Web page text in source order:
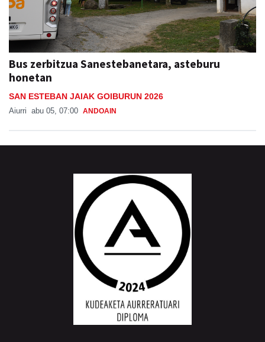
Bus zerbitzua Sanestebanetara, asteburu
honetan
SAN ESTEBAN JAIAK GOIBURUN 2026
Aiurri abu 05, 07:00 ANDOAIN